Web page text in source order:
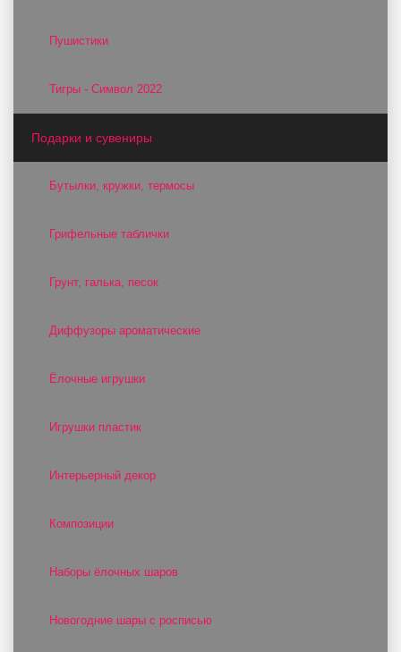
Пушистики
Тигры - Символ 2022
Подарки и сувениры
Бутылки, кружки, термосы
Грифельные таблички
Грунт, галька, песок
Диффузоры ароматические
Ёлочные игрушки
Игрушки пластик
Интерьерный декор
Композиции
Наборы ёлочных шаров
Новогодние шары с росписью